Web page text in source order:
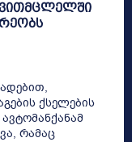
ქსელების
რამაც